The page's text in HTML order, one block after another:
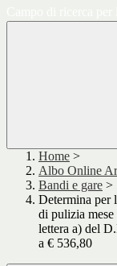
Home >
Albo Online
Bandi e gare >
Determina per
di pulizia mese
lettera a) del
a € 536,80